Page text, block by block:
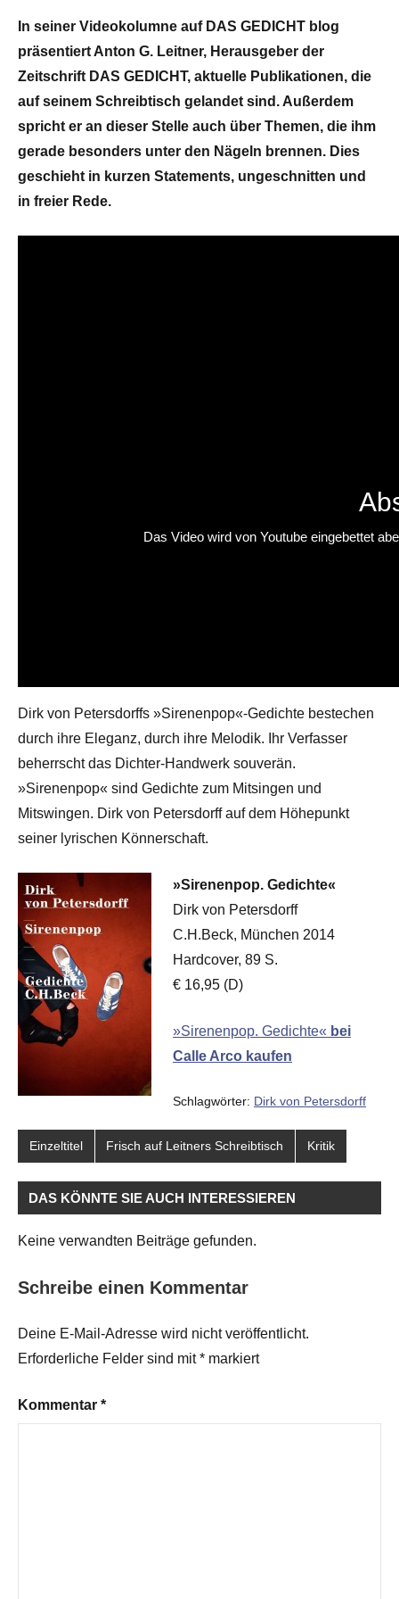
In seiner Videokolumne auf DAS GEDICHT blog
präsentiert Anton G. Leitner, Herausgeber der
Zeitschrift DAS GEDICHT, aktuelle Publikationen, die
auf seinem Schreibtisch gelandet sind. Außerdem
spricht er an dieser Stelle auch über Themen, die ihm
gerade besonders unter den Nägeln brennen. Dies
geschieht in kurzen Statements, ungeschnitten und
in freier Rede.
Das Video wird von Youtube eingebettet
Dirk von Petersdorffs »Sirenenpop«-Gedichte bestechen
durch ihre Eleganz, durch ihre Melodik. Ihr Verfasser
beherrscht das Dichter-Handwerk souverän.
»Sirenenpop« sind Gedichte zum Mitsingen und
Mitswingen. Dirk von Petersdorff auf dem Höhepunkt
seiner lyrischen Könnerschaft.
»Sirenenpop. Gedichte«
Dirk von Petersdorff
C.H.Beck, München 2014
Hardcover, 89 S.
€ 16,95 (D)
»Sirenenpop. Gedichte« bei
Calle Arco kaufen
Schlagwörter: Dirk von Petersdorff
Einzeltitel Frisch auf Leitners Schreibtisch Kritik
DAS KÖNNTE SIE AUCH INTERESSIEREN
Keine verwandten Beiträge gefunden.
Schreibe einen Kommentar
Deine E-Mail-Adresse wird nicht veröffentlicht.
Erforderliche Felder sind mit* markiert
Kommentar *